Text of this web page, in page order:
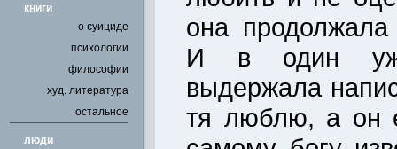
книги
о суициде
психологии
философии
худ. литература
остальное
люди
она продолжала
И в один
выдержала
тя люблю, а он